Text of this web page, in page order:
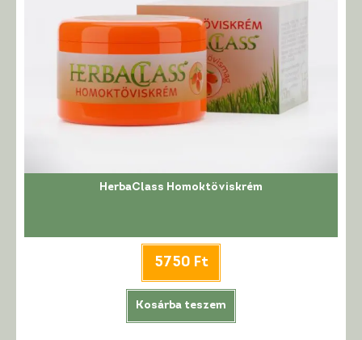
HerbaClass Homoktöviskrém
5750 Ft
Kosárba teszem